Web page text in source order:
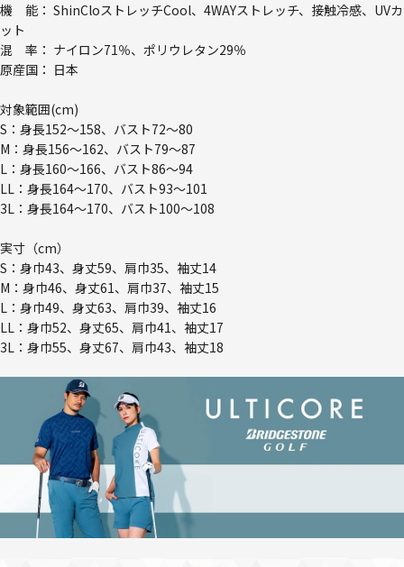
機 能： ShinCloストレッチCool、4WAYストレッチ、接触冷感、UVカ
ット
混 率： ナイロン71％、ポリウレタン29％
原産国： 日本
対象範囲(cm)
S：身長152～158、バスト72～80
M：身長156～162、バスト79～87
L：身長160～166、バスト86～94
LL：身長164～170、バスト93～101
3L：身長164～170、バスト100～108
実寸（cm）
S：身巾43、身丈59、肩巾35、袖丈14
M：身巾46、身丈61、肩巾37、袖丈15
L：身巾49、身丈63、肩巾39、袖丈16
LL：身巾52、身丈65、肩巾41、袖丈17
3L：身巾55、身丈67、肩巾43、袖丈18